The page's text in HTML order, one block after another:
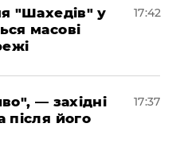
"Шахедів" у
масові
17:42
— західні
після його
17:37